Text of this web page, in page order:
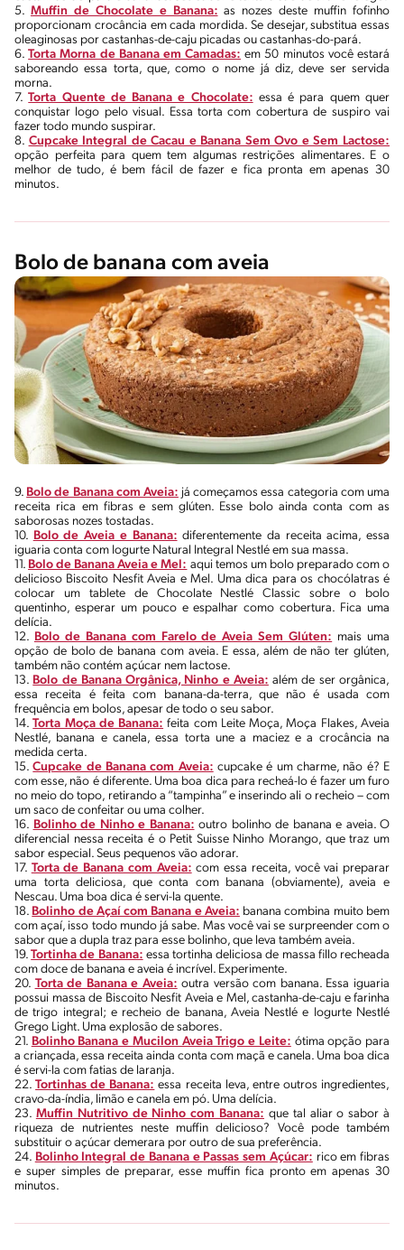
5. Muffin de Chocolate e Banana: as nozes deste muffin fofinho
proporcionam crocância em cada mordida. Se desejar, substitua essas
oleaginosas por castanhas-de-caju picadas ou castanhas-do-pará.
6.Torta Morna de Banana em Camadas: em 50 minutos você estará
saboreando essa torta, que, como o nome já diz, deve ser servida
morna.
7.Torta Quente de Banana e Chocolate: essa é para quem quer
conquistar logo pelo visual. Essa torta com cobertura de suspiro vai
fazer todo mundo suspirar.
8. Cupcake Integral de Cacau e Banana Sem Ovo e Sem Lactose:
opção perfeita para quem tem algumas restrições alimentares. E o
melhor de tudo, é bem fácil de fazer e fica pronta em apenas 30
minutos.
Bolo de banana com aveia
9. Bolo de Banana com Aveia: já começamos essa categoria com uma
receita rica em fibras e sem glúten. Esse bolo ainda conta com as
saborosas nozes tostadas.
10. Bolo de Aveia e Banana: diferentemente da receita acima, essa
iguaria conta com Iogurte Natural Integral Nestlé em sua massa.
11. Bolo de Banana Aveia e Mel: aqui temos um bolo preparado com o
delicioso Biscoito Nesfit Aveia e Mel. Uma dica para os chocólatras é
colocar um tablete de Chocolate Nestlé Classic sobre o bolo
quentinho, esperar um pouco e espalhar como cobertura. Fica uma
delícia.
12. Bolo de Banana com Farelo de Aveia Sem Glúten: mais uma
opção de bolo de banana com aveia. E essa, além de não ter glúten,
também não contém açúcar nem lactose.
13. Bolo de Banana Orgânica, Ninho e Aveia: além de ser orgânica,
essa receita é feita com banana-da-terra, que não é usada com
frequência em bolos, apesar de todo o seu sabor.
14.Torta Moça de Banana: feita com Leite Moça, Moça Flakes, Aveia
Nestlé, banana e canela, essa torta une a maciez e a crocância na
medida certa.
15.Cupcake de Banana com Aveia: cupcake é um charme, não é? E
com esse, não é diferente. Uma boa dica para recheá-lo é fazer um furo
no meio do topo, retirando a “tampinha” e inserindo ali o recheio – com
um saco de confeitar ou uma colher.
16. Bolinho de Ninho e Banana: outro bolinho de banana e aveia. O
diferencial nessa receita é o Petit Suisse Ninho Morango, que traz um
sabor especial. Seus pequenos vão adorar.
17. Torta de Banana com Aveia: com essa receita, você vai preparar
uma torta deliciosa, que conta com banana (obviamente), aveia e
Nescau. Uma boa dica é servi-la quente.
18. Bolinho de Açaí com Banana e Aveia: banana combina muito bem
com açaí, isso todo mundo já sabe. Mas você vai se surpreender com o
sabor que a dupla traz para esse bolinho, que leva também aveia.
19.Tortinha de Banana: essa tortinha deliciosa de massa fillo recheada
com doce de banana e aveia é incrível. Experimente.
20. Torta de Banana e Aveia: outra versão com banana. Essa iguaria
possui massa de Biscoito Nesfit Aveia e Mel, castanha-de-caju e farinha
de trigo integral; e recheio de banana, Aveia Nestlé e Iogurte Nestlé
Grego Light. Uma explosão de sabores.
21. Bolinho Banana e Mucilon Aveia Trigo e Leite: ótima opção para
a criançada, essa receita ainda conta com maçã e canela. Uma boa dica
é servi-la com fatias de laranja.
22.Tortinhas de Banana: essa receita leva, entre outros ingredientes,
cravo-da-índia, limão e canela em pó. Uma delícia.
23. Muffin Nutritivo de Ninho com Banana: que tal aliar o sabor à
riqueza de nutrientes neste muffin delicioso? Você pode também
substituir o açúcar demerara por outro de sua preferência.
24. Bolinho Integral de Banana e Passas sem Açúcar: rico em fibras
e super simples de preparar, esse muffin fica pronto em apenas 30
minutos.